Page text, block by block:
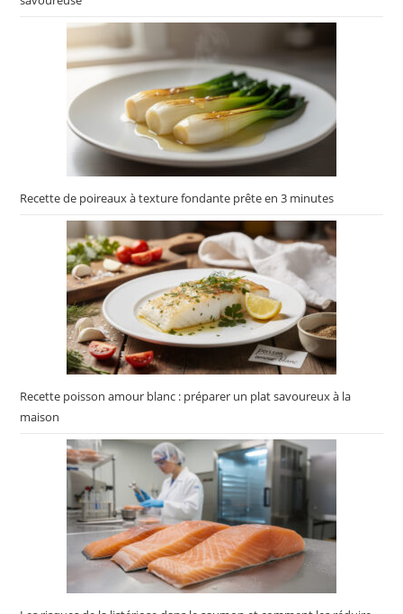
Recette de poireaux à texture fondante prête en 3 minutes
Recette poisson amour blanc : préparer un plat savoureux à la
maison